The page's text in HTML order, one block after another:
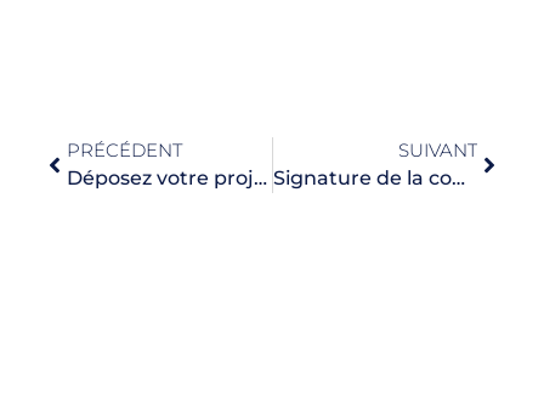
PRÉCÉDENT
Déposez votre projet pour la SOP 2026 !
SUIVANT
Signature de la convention de partenariat avec le CFA SAT